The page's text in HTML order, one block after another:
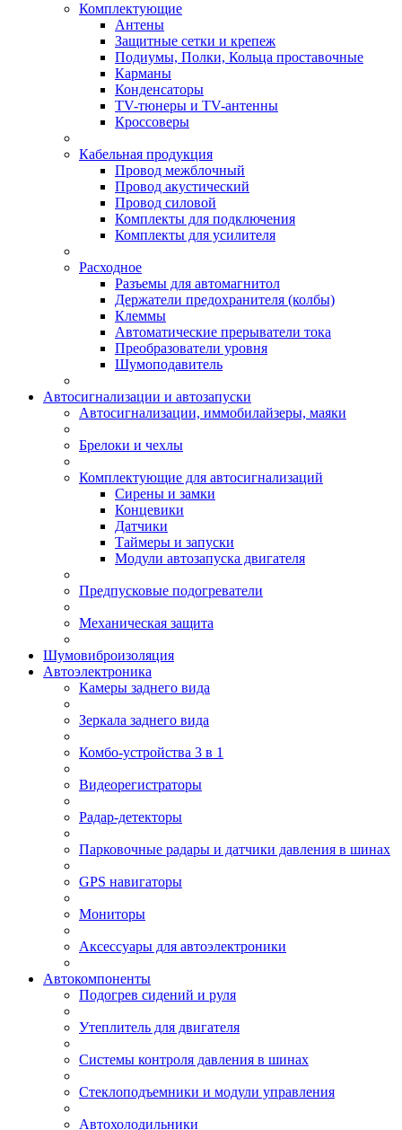
Комплектующие
Антены
Защитные сетки и крепеж
Подиумы, Полки, Кольца проставочные
Карманы
Конденсаторы
TV-тюнеры и TV-антенны
Кроссоверы
Кабельная продукция
Провод межблочный
Провод акустический
Провод силовой
Комплекты для подключения
Комплекты для усилителя
Расходное
Разъемы для автомагнитол
Держатели предохранителя (колбы)
Клеммы
Автоматические прерыватели тока
Преобразователи уровня
Шумоподавитель
Автосигнализации и автозапуски
Автосигнализации, иммобилайзеры, маяки
Брелоки и чехлы
Комплектующие для автосигнализаций
Сирены и замки
Концевики
Датчики
Таймеры и запуски
Модули автозапуска двигателя
Предпусковые подогреватели
Механическая защита
Шумовиброизоляция
Автоэлектроника
Камеры заднего вида
Зеркала заднего вида
Комбо-устройства 3 в 1
Видеорегистраторы
Радар-детекторы
Парковочные радары и датчики давления в шинах
GPS навигаторы
Мониторы
Аксессуары для автоэлектроники
Автокомпоненты
Подогрев сидений и руля
Утеплитель для двигателя
Системы контроля давления в шинах
Стеклоподъемники и модули управления
Автохолодильники